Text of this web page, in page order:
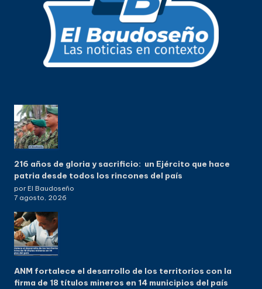
216 años de gloria y sacrificio: un Ejército que hace
patria desde todos los rincones del país
por El Baudoseño
7 agosto, 2026
ANM fortalece el desarrollo de los territorios con la
firma de 18 títulos mineros en 14 municipios del país